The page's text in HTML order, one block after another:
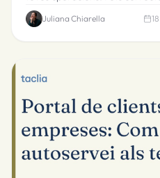
redueixen errors i milloren
Juliana Chiarella